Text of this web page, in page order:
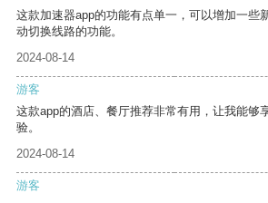
这款加速器app的功能有点单一，可以增加一些
动切换线路的功能。
2024-08-14
游客
这款app的酒店、餐厅推荐非常有用，让我能够
验。
2024-08-14
游客